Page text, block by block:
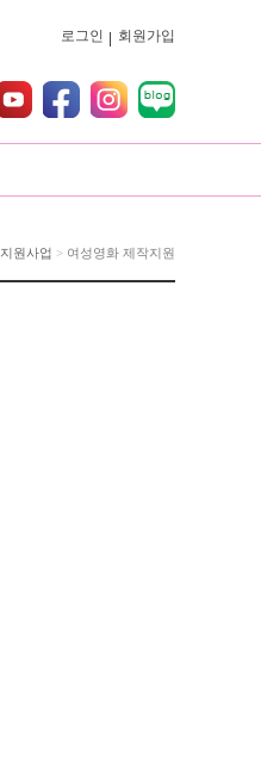
로그인 회원가입
지원사업 > 여성영화 제작지원